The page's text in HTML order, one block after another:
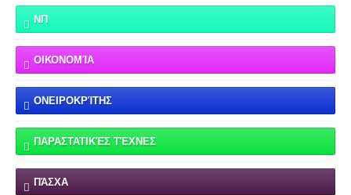
ΝΠ
ΟΙΚΟΝΟΜΊΑ
ΟΝΕΙΡΟΚΡΊΤΗΣ
ΠΑΡΑΣΤΑΤΙΚΈΣ ΤΈΧΝΕΣ
ΠΆΣΧΑ